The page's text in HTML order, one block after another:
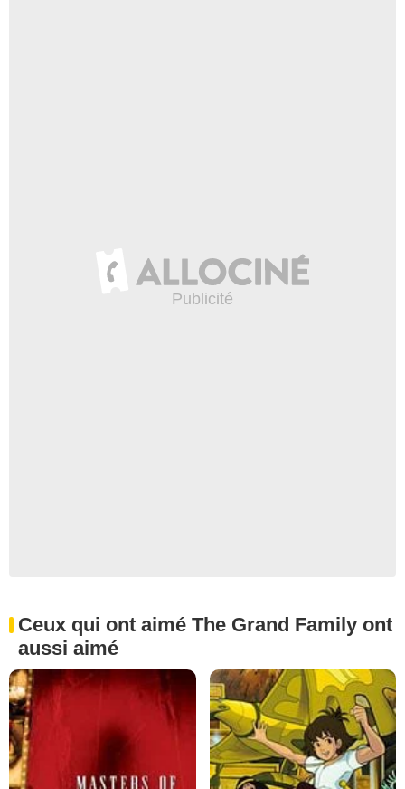
Ceux qui ont aimé The Grand Family ont
aussi aimé